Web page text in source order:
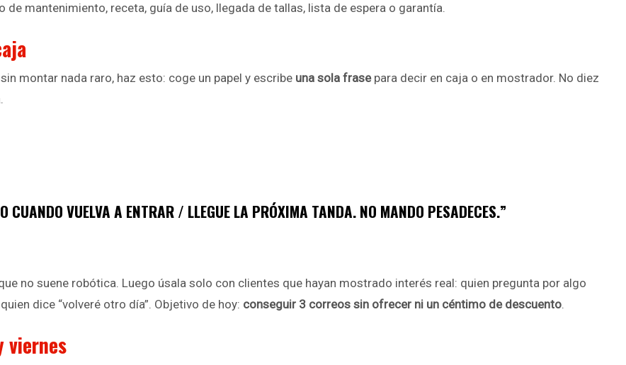
de mantenimiento, receta, guía de uso, llegada de tallas, lista de espera o garantía.
montar nada raro, haz esto: coge un papel y escribe una sola frasepara decir en caja o en mostrador. No diez
CUANDO VUELVA A ENTRAR / LLEGUE LA PRÓXIMA TANDA. NO MANDO PESADECES.”
no suene robótica. Luego úsala solo con clientes que hayan mostrado interés real: quien pregunta por algo
dice “volveré otro día”. Objetivo de hoy: conseguir 3 correos sin ofrecer ni un céntimo de descuento.
viernes